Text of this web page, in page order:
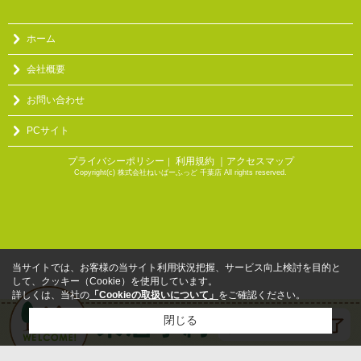
ホーム
会社概要
お問い合わせ
PCサイト
プライバシーポリシー ｜ 利用規約 ｜アクセスマップ
Copyright(c) 株式会社ねいばーふっど 千葉店 All rights reserved.
当サイトでは、お客様の当サイト利用状況把握、サービス向上検討を目的と
して、クッキー（Cookie）を使用しています。
詳しくは、当社の 「Cookieの取扱いについて」 をご確認ください。
閉じる